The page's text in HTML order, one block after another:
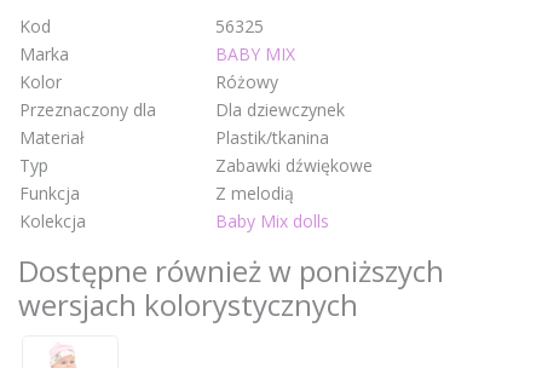
Kod
56325
Marka
BABY MIX
Kolor
Różowy
Przeznaczony dla
Dla dziewczynek
Materiał
Plastik/tkanina
Typ
Zabawki dźwiękowe
Funkcja
Z melodią
Kolekcja
Baby Mix dolls
Dostępne również w poniższych
wersjach kolorystycznych